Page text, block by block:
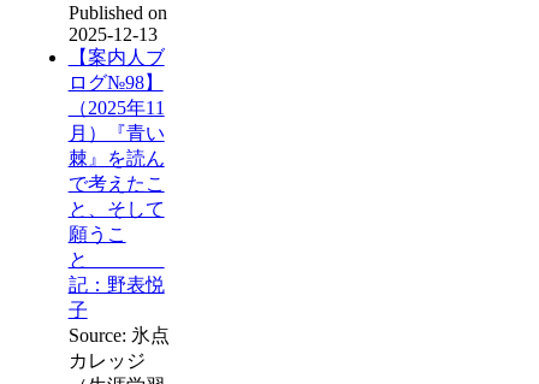
Published on
2025-12-13
【案内人ブ
ログ№98】
（2025年11
月）『青い
棘』を読ん
で考えたこ
と、そして
願うこ
と
記：野表悦
子
Source: 氷点
カレッジ